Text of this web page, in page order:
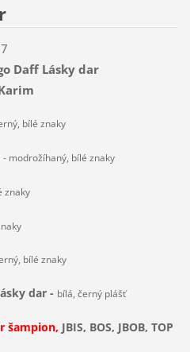
Daff Lásky dar
bílé znaky
- modrožíhaný, bílé znaky
znaky
bílé znaky
dar - bílá, černý plášť
šampion, JBIS, BOS, JBOB, TOP